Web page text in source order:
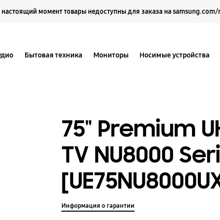
настоящий момент товары недоступны для заказа на samsung.com/
Бытовая техника Мониторы Носимые устройства
75" Premium
TV NU8000
Информация о гарантии